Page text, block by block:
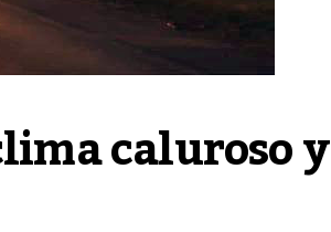
caluroso y